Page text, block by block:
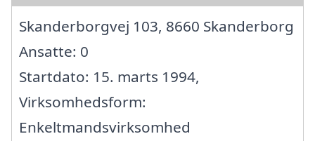
Skanderborgvej 103, 8660 Skanderborg
Ansatte: 0
Startdato: 15. marts 1994,
Virksomhedsform:
Enkeltmandsvirksomhed